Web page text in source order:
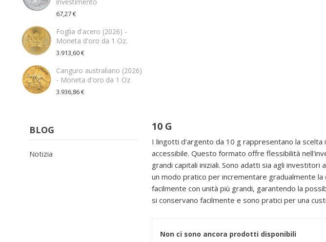
67,27 €
Foglia d'acero (2026) -
Moneta d'oro da 1 Oz.
3.913,60 €
Canguro australiano (2026)
- Moneta d'oro da 1 Oz
3.936,86 €
BLOG
Notizia
10 G
I lingotti d'argento da 10 g rappresentano la
accessibile. Questo formato offre flessibilità
grandi capitali iniziali. Sono adatti sia agli
un modo pratico per incrementare gradualmente
facilmente con unità più grandi, garantendo la
si conservano facilmente e sono pratici per una
Non ci sono ancora prodotti disponibili